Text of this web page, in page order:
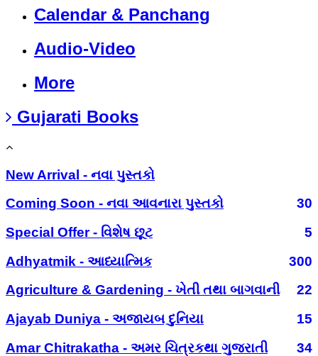
Calendar & Panchang
Audio-Video
More
Gujarati Books
New Arrival - નવા પુસ્તકો
Coming Soon - નવા આવનારા પુસ્તકો
30
Special Offer - વિશેષ છૂટ
5
Adhyatmik - આધ્યાત્મિક
300
Agriculture & Gardening - ખેતી તથા બાગવાની
22
Ajayab Duniya - અજાયબ દુનિયા
15
Amar Chitrakatha - અમર ચિત્રકથા ગુજરાતી
34